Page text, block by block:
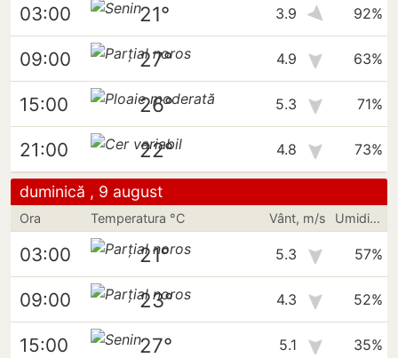
03:00 21° 3.9 92%
09:00 27° 4.9 63%
15:00 26° 5.3 71%
21:00 22° 4.8 73%
duminică , 9 august
Ora Temperatura °C Vânt, m/s Umiditate
03:00 21° 5.3 57%
09:00 23° 4.3 52%
15:00 27° 5.1 35%